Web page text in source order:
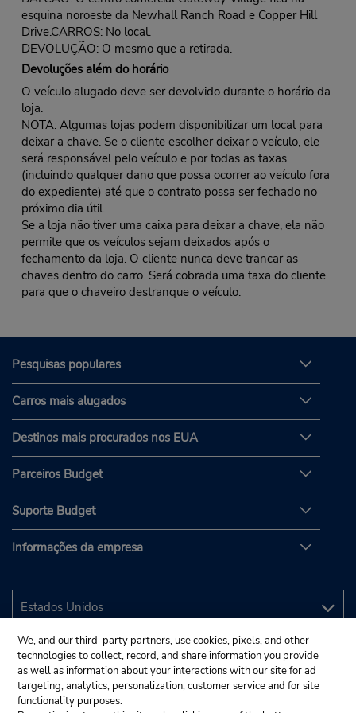
esquina noroeste da Newhall Ranch Road e Copper Hill
Drive.CARROS: No local.
DEVOLUÇÃO: O mesmo que a retirada.
Devoluções além do horário
O veículo alugado deve ser devolvido durante o horário da
loja.
NOTA: Algumas lojas podem disponibilizar um local para
deixar a chave. Se o cliente escolher deixar o veículo, ele
será responsável pelo veículo e por todas as taxas
(incluindo qualquer dano que possa ocorrer ao veículo fora
do expediente) até que o contrato possa ser fechado no
próximo dia útil.
Se a loja não tiver uma caixa para deixar a chave, ela não
permite que os veículos sejam deixados após o
fechamento da loja. O cliente nunca deve trancar as
chaves dentro do carro. Será cobrada uma taxa do cliente
para que o chaveiro destranque o veículo.
Pesquisas populares
Carros mais alugados
Destinos mais procurados nos EUA
Parceiros Budget
Suporte Budget
Informações da empresa
We, and our third-party partners, use cookies, pixels, and other
technologies to collect, record, and share information you provide
as well as information about your interactions with our site for ad
targeting, analytics, personalization, customer service and for site
functionality purposes.